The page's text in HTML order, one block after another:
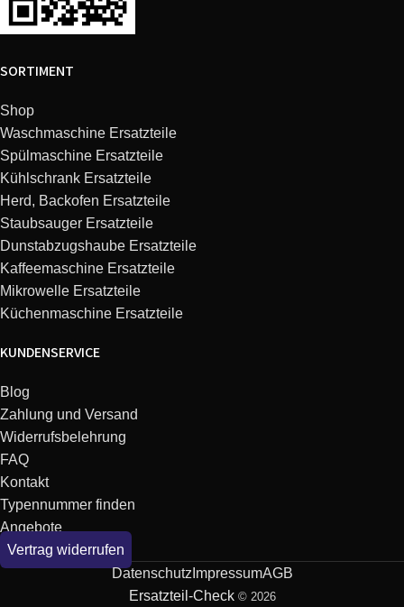
SORTIMENT
Shop
Waschmaschine Ersatzteile
Spülmaschine Ersatzteile
Kühlschrank Ersatzteile
Herd, Backofen Ersatzteile
Staubsauger Ersatzteile
Dunstabzugshaube Ersatzteile
Kaffeemaschine Ersatzteile
Mikrowelle Ersatzteile
Küchenmaschine Ersatzteile
KUNDENSERVICE
Blog
Zahlung und Versand
Widerrufsbelehrung
FAQ
Kontakt
Typennummer finden
Angebote
Vertrag widerrufen
Datenschutz ImpressumAGB
Ersatzteil-Check © 2026